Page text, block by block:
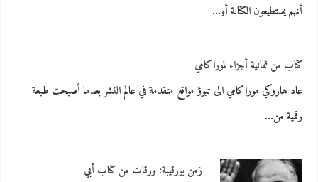
أنهم يستطيعون الكتابة أو…
كتاب من ثمانية أجزاء لموراكامي
عاد هاروكي موراكامي الى تبوؤ مواقع متقدمة في عالم النشر بعدما أصبحت طبعة
رقمية من…
زمن بورقيبة: ورقات من كتاب أبي